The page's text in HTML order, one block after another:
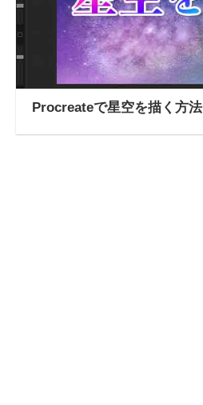
Procreateで星空を描く方法